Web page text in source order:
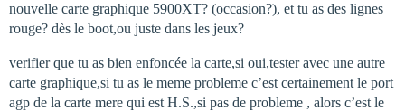
nouvelle carte graphique 5900XT? (occasion?), et tu as des lignes
rouge? dès le boot,ou juste dans les jeux?
verifier que tu as bien enfoncée la carte,si oui,tester avec une autre
carte graphique,si tu as le meme probleme c’est certainement le port
agp de la carte mere qui est H.S.,si pas de probleme , alors c’est le